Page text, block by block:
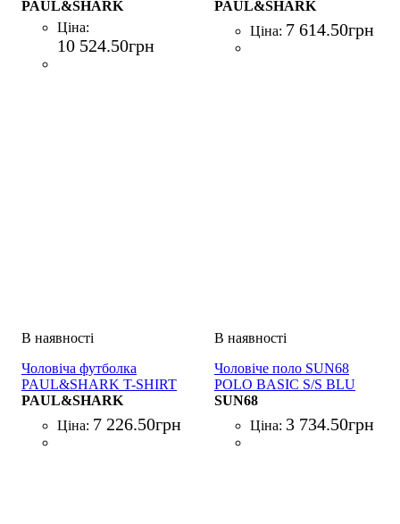
BOTTONI COT
LYOCELL BIANCO
PAUL&SHARK
Ціна:
10 524.50грн
COTONE BEIGE
PAUL&SHARK
Ціна: 7 614.50грн
Чоловіча футболка
PAUL&SHARK T-SHIRT
COTONE NERO
PAUL&SHARK
Ціна: 7 226.50грн
Чоловіче поло SUN68
POLO BASIC S/S BLU
SUN68
Ціна: 3 734.50грн